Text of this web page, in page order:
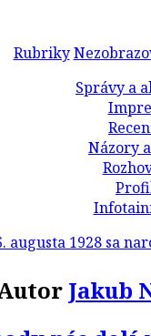
Rubriky
Správy a
Názory
sa narodil
Jakub